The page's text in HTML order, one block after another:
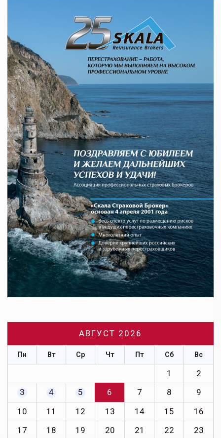
АВГУСТ 2026
Пн Вт Ср Чт Пт Сб Вс
1
2
3
4 5 6 7 8
9
10
11 12 13 14 15
16
17
18 19 20 21 22 23